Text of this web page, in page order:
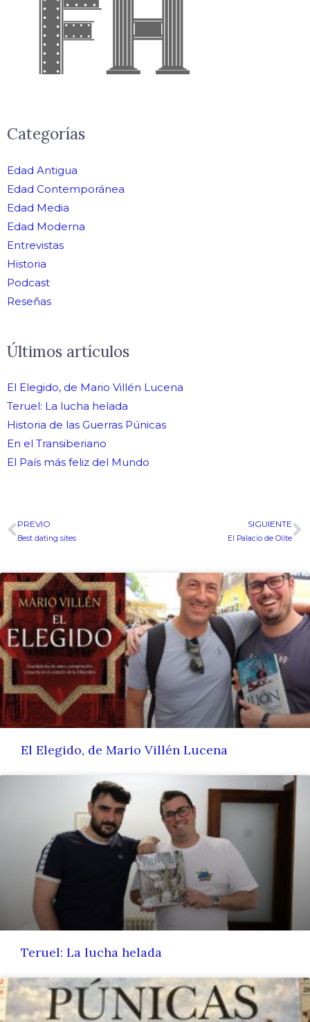
Categorías
Edad Antigua
Edad Contemporánea
Edad Media
Edad Moderna
Entrevistas
Historia
Podcast
Reseñas
Últimos artículos
El Elegido, de Mario Villén Lucena
Teruel: La lucha helada
Historia de las Guerras Púnicas
En el Transiberiano
El País más feliz del Mundo
Ant
PREVIO
Best dating sites
SIGUIENTE
El Palacio de Olite
El Elegido, de Mario Villén Lucena
Teruel: La lucha helada